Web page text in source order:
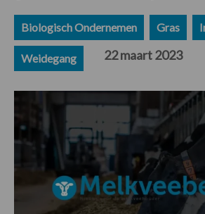
Biologisch Ondernemen Gras
Weidegang 22 maart 2023